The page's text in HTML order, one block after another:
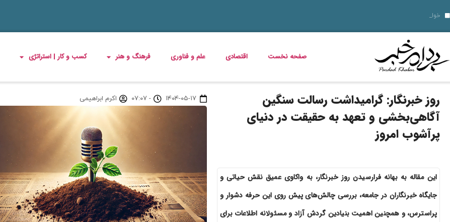
خواص گیاه خرفه؛ فواید خرفه برای
قیمت مرغ، ماهی و تخم مرغ امروز پنجشنبه 15 مرداد 1405 + جدول قیمت
استعلام کالابرگ الکترونیکی و وضعیت دهک‌بندی یارانه 1405؛ راهنمای کامل، رسمی و به‌روز
قیمت دلار، طلا، سکه و ارز امروز 15 مرداد 1405 + جدول کامل
10 نمونه از نقاط قوت و ضعف برای مصاحبه‌ های شغلی ۱۴۰۵
داستان فیلم زنده شور و عکس بازیگرانش
خبر خوش برای مددجویان و یارانه‌بگیران؛ برنامه پرداخت مرداد 1405 اعلام شد
دلیل افزایش ناگهانی قبض برق چیست؟ قبض برق چه کسانی گران می‌شود؟
قیمت خودرو امروز 14 مرداد 1405 اعلام شد
صفحه نخست اقتصادی علم و فناوری فرهنگ و هنر کسب و کار | استراتژی
روز خبرنگار: گرامیداشت رسالت سنگین
آگاهی‌بخشی و تعهد به حقیقت در دنیای
پرآشوب امروز
این مقاله به بهانه فرارسیدن روز خبرنگار، به واکاوی عمیق نقش حیاتی و
جایگاه خبرنگاران در جامعه، بررسی چالش‌های پیش روی این حرفه دشوار و
پراسترس، و همچنین اهمیت بنیادین گردش آزاد و مسئولانه اطلاعات برای
۱۴۰۴-۰۵-۱۷ - ۰۷:۰۷ اکرم ابراهیمی